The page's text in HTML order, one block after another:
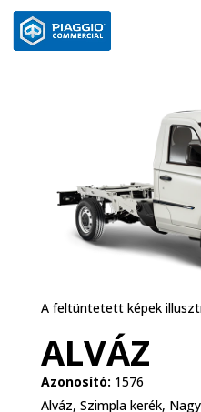
A feltüntetett képek
ALVÁZ
Azonosító: 1576
Alváz, Szimpla kerék,